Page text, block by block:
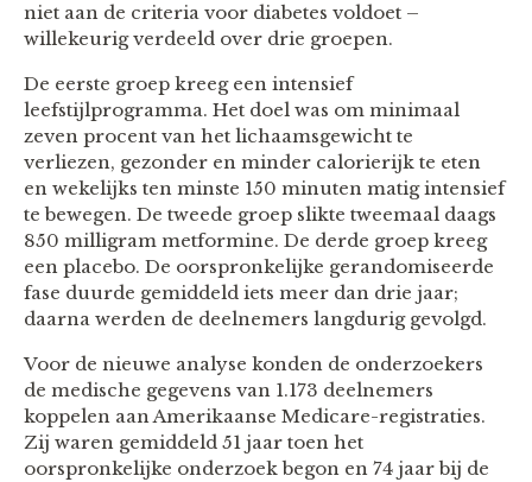
niet aan de criteria voor diabetes voldoet –
willekeurig verdeeld over drie groepen.
De eerste groep kreeg een intensief
leefstijlprogramma. Het doel was om minimaal
zeven procent van het lichaamsgewicht te
verliezen, gezonder en minder calorierijk te eten
en wekelijks ten minste 150 minuten matig intensief
te bewegen. De tweede groep slikte tweemaal daags
850 milligram metformine. De derde groep kreeg
een placebo. De oorspronkelijke gerandomiseerde
fase duurde gemiddeld iets meer dan drie jaar;
daarna werden de deelnemers langdurig gevolgd.
Voor de nieuwe analyse konden de onderzoekers
de medische gegevens van 1.173 deelnemers
koppelen aan Amerikaanse Medicare-registraties.
Zij waren gemiddeld 51 jaar toen het
oorspronkelijke onderzoek begon en 74 jaar bij de